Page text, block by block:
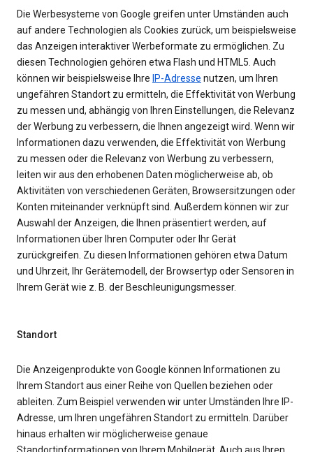
Die Werbesysteme von Google greifen unter Umständen auch
auf andere Technologien als Cookies zurück, um beispielsweise
das Anzeigen interaktiver Werbeformate zu ermöglichen. Zu
diesen Technologien gehören etwa Flash und HTML5. Auch
können wir beispielsweise Ihre IP-Adresse nutzen, um Ihren
ungefähren Standort zu ermitteln, die Effektivität von Werbung
zu messen und, abhängig von Ihren Einstellungen, die Relevanz
der Werbung zu verbessern, die Ihnen angezeigt wird. Wenn wir
Informationen dazu verwenden, die Effektivität von Werbung
zu messen oder die Relevanz von Werbung zu verbessern,
leiten wir aus den erhobenen Daten möglicherweise ab, ob
Aktivitäten von verschiedenen Geräten, Browsersitzungen oder
Konten miteinander verknüpft sind. Außerdem können wir zur
Auswahl der Anzeigen, die Ihnen präsentiert werden, auf
Informationen über Ihren Computer oder Ihr Gerät
zurückgreifen. Zu diesen Informationen gehören etwa Datum
und Uhrzeit, Ihr Gerätemodell, der Browsertyp oder Sensoren in
Ihrem Gerät wie z. B. der Beschleunigungsmesser.
Standort
Die Anzeigenprodukte von Google können Informationen zu
Ihrem Standort aus einer Reihe von Quellen beziehen oder
ableiten. Zum Beispiel verwenden wir unter Umständen Ihre IP-
Adresse, um Ihren ungefähren Standort zu ermitteln. Darüber
hinaus erhalten wir möglicherweise genaue